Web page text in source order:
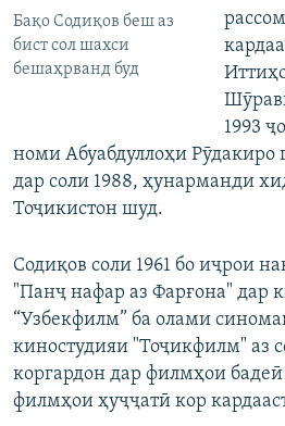
Бақо Содиқов беш аз
бист сол шахси
бешаҳрванд буд
1993
номи Абуабдуллоҳи Рӯдакиро
дар соли 1988, ҳунарманди
Тоҷикистон шуд.
Содиқов соли 1961 бо иҷрои
"Панҷ нафар аз Фарғона" дар
“Узбекфилм” ба олами
киностудияи "Тоҷикфилм" аз
коргардон дар филмҳои
филмҳои ҳуҷҷатӣ кор